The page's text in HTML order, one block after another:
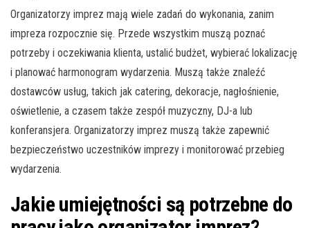
Organizatorzy imprez mają wiele zadań do wykonania, zanim
impreza rozpocznie się. Przede wszystkim muszą poznać
potrzeby i oczekiwania klienta, ustalić budżet, wybierać lokalizację
i planować harmonogram wydarzenia. Muszą także znaleźć
dostawców usług, takich jak catering, dekoracje, nagłośnienie,
oświetlenie, a czasem także zespół muzyczny, DJ-a lub
konferansjera. Organizatorzy imprez muszą także zapewnić
bezpieczeństwo uczestników imprezy i monitorować przebieg
wydarzenia.
Jakie umiejętności są potrzebne do